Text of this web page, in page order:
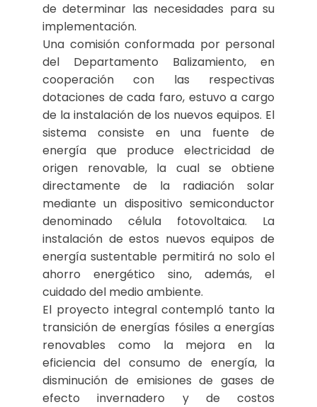
de determinar las necesidades para su
implementación.
Una comisión conformada por personal
del Departamento Balizamiento, en
cooperación con las respectivas
dotaciones de cada faro, estuvo a cargo
de la instalación de los nuevos equipos. El
sistema consiste en una fuente de
energía que produce electricidad de
origen renovable, la cual se obtiene
directamente de la radiación solar
mediante un dispositivo semiconductor
denominado célula fotovoltaica. La
instalación de estos nuevos equipos de
energía sustentable permitirá no solo el
ahorro energético sino, además, el
cuidado del medio ambiente.
El proyecto integral contempló tanto la
transición de energías fósiles a energías
renovables como la mejora en la
eficiencia del consumo de energía, la
disminución de emisiones de gases de
efecto invernadero y de costos